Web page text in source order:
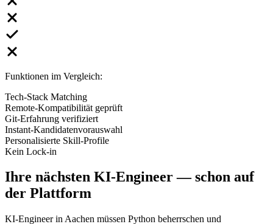
Funktionen im Vergleich:
Tech-Stack Matching
Remote-Kompatibilität geprüft
Git-Erfahrung verifiziert
Instant-Kandidatenvorauswahl
Personalisierte Skill-Profile
Kein Lock-in
Ihre nächsten KI-Engineer— schon auf
der Plattform
KI-Engineer in Aachen müssen Python beherrschen und